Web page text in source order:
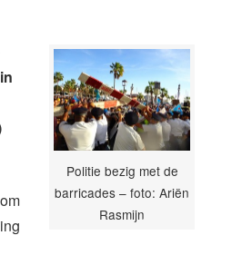
Politie bezig met de
barricades – foto: Ariën
Rasmijn